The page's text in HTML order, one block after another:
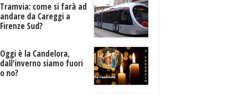
Tramvia: come si farà ad
andare da Careggi a
Firenze Sud?
Oggi è la Candelora,
dall'inverno siamo fuori
o no?